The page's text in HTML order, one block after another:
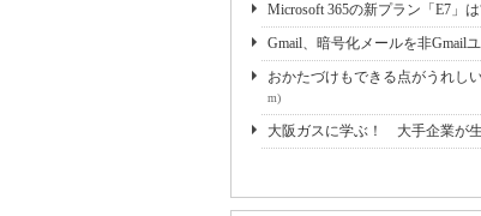
Microsoft 365の新プラン「E7」
Gmail、暗号化メールを非Gmail
おかたづけもできる点がうれし
m)
大阪ガスに学ぶ！ 大手企業が